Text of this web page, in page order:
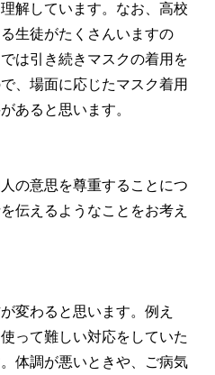
解しています。なお、高校
生徒がたくさんいますの
は引き続きマスクの着用を
、場面に応じたマスク着用
あると思います。
の意思を尊重することにつ
伝えるようなことをお考え
変わると思います。例え
って難しい対応をしていた
体調が悪いときや、ご病気